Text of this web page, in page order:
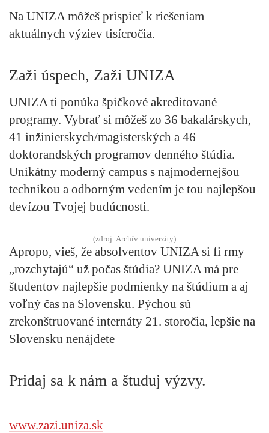
Na UNIZA môžeš prispieť k riešeniam
aktuálnych výziev tisícročia.
Zaži úspech, Zaži UNIZA
UNIZA ti ponúka špičkové akreditované
programy. Vybrať si môžeš zo 36 bakalárskych,
41 inžinierskych/magisterských a 46
doktorandských programov denného štúdia.
Unikátny moderný campus s najmodernejšou
technikou a odborným vedením je tou najlepšou
devízou Tvojej budúcnosti.
(zdroj: Archív univerzity)
Apropo, vieš, že absolventov UNIZA si fi rmy
„rozchytajú“ už počas štúdia? UNIZA má pre
študentov najlepšie podmienky na štúdium a aj
voľný čas na Slovensku. Pýchou sú
zrekonštruované internáty 21. storočia, lepšie na
Slovensku nenájdete
Pridaj sa k nám a študuj výzvy.
www.zazi.uniza.sk